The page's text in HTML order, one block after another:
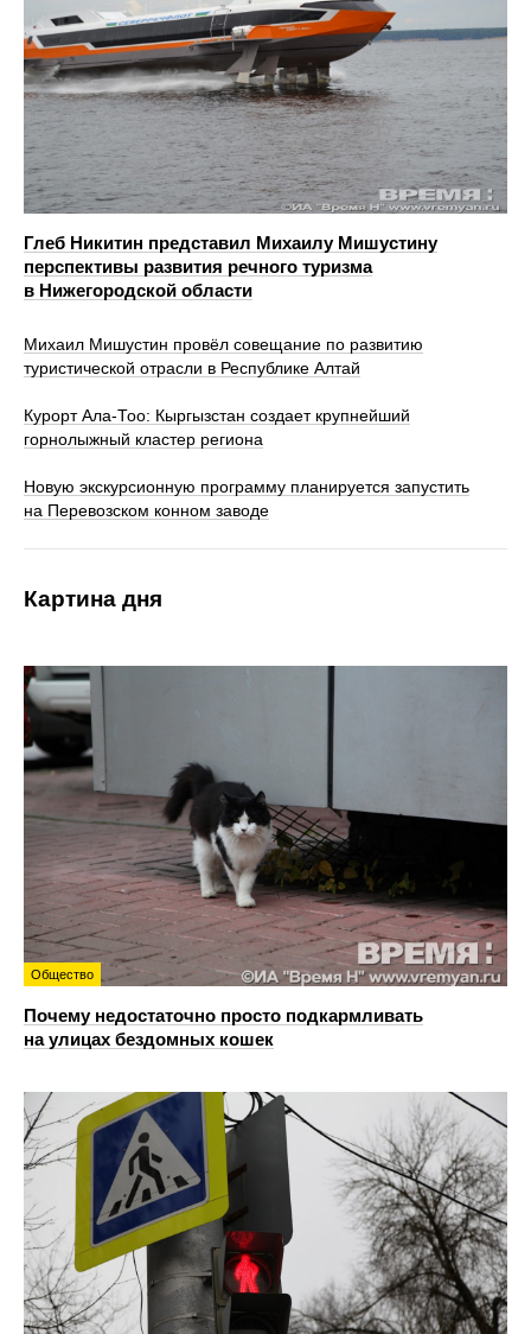
Глеб Никитин представил Михаилу Мишустину
перспективы развития речного туризма
в Нижегородской области
Михаил Мишустин провёл совещание по развитию
туристической отрасли в Республике Алтай
Курорт Ала-Тоо: Кыргызстан создает крупнейший
горнолыжный кластер региона
Новую экскурсионную программу планируется запустить
на Перевозском конном заводе
Картина дня
Общество
Почему недостаточно просто подкармливать
на улицах бездомных кошек